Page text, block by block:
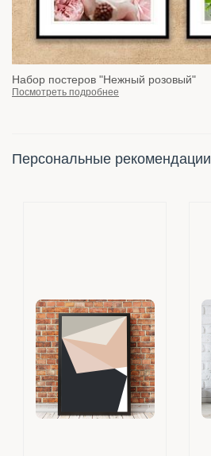
Набор постеров "Нежный розовый"
Посмотреть подробнее
Персональные рекомендации